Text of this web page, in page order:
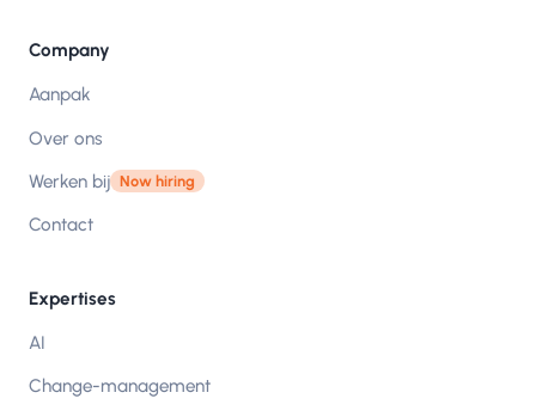
Company
Aanpak
Over ons
Werken bij Now hiring
Contact
Expertises
AI
Change-management